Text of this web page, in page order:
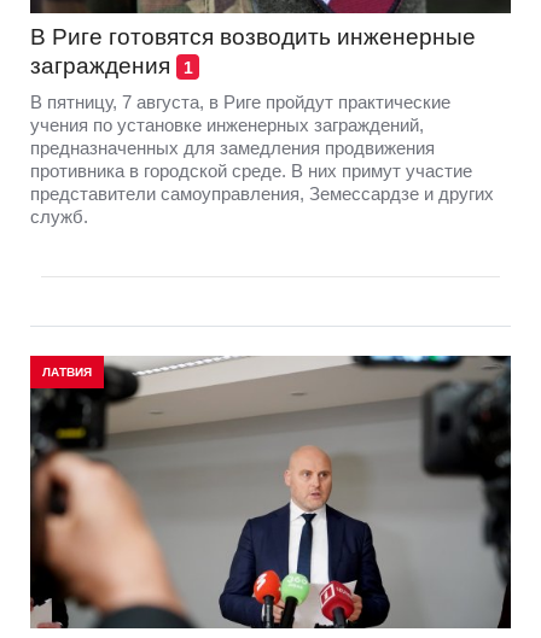
В Риге готовятся возводить инженерные
заграждения
1
В пятницу, 7 августа, в Риге пройдут практические
учения по установке инженерных заграждений,
предназначенных для замедления продвижения
противника в городской среде. В них примут участие
представители самоуправления, Земессардзе и других
служб.
ЛАТВИЯ